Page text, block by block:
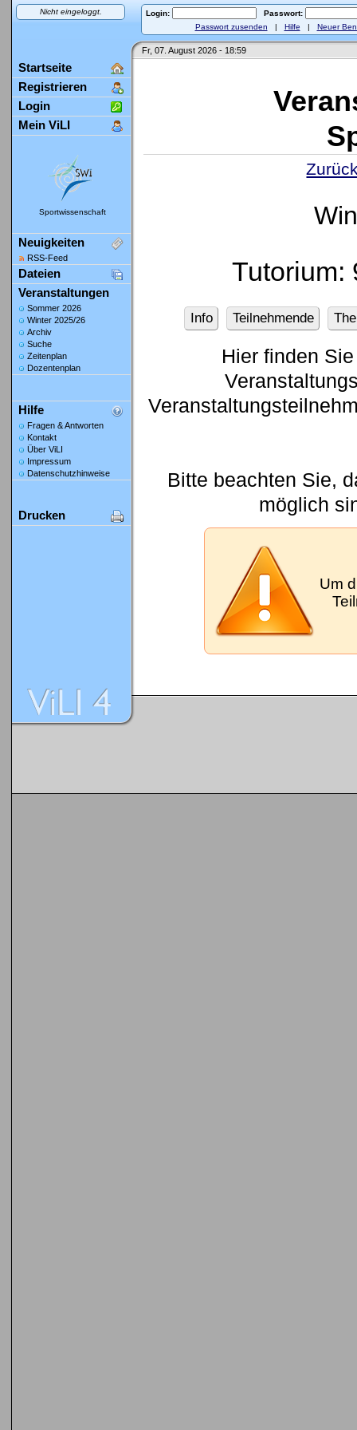
Nicht eingeloggt. Login:
Passwort:
Passwort zusenden | Hilfe | Neuer
Fr, 07. August 2026 - 18:59
Startseite
Registrieren
Login
Mein ViLI
Sportwissenschaft
Neuigkeiten
RSS-Feed
Dateien
Veranstaltungen
Sommer 2026
Winter 2025/26
Archiv
Suche
Zeitenplan
Dozentenplan
Hilfe
Fragen & Antworten
Kontakt
Über ViLI
Impressum
Datenschutzhinweise
Drucken
Tutorium:
Info Teilnehmende
Hier finden
Bitte beachten Sie,
möglich
Um